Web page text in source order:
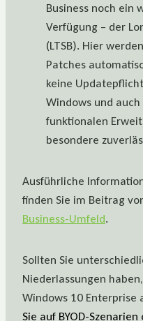
Business noch ein
Verfügung – der
(LTSB). Hier
Patches
keine
Windows und
funktionalen
besondere
Ausführliche
finden Sie im Beitrag
Business-Umfeld.
Sollten Sie
Niederlassungen
Windows 10 Enterprise
Sie auf BYOD-